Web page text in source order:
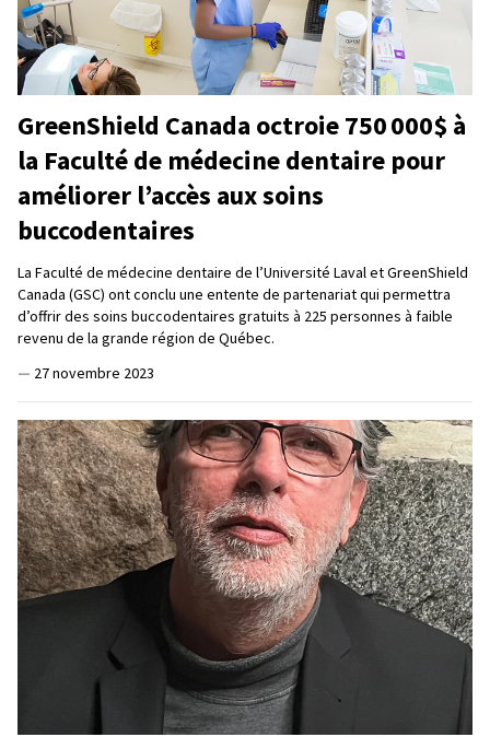
GreenShield Canada octroie 750 000$ à
la Faculté de médecine dentaire pour
améliorer l’accès aux soins
buccodentaires
La Faculté de médecine dentaire de l’Université Laval et GreenShield
Canada (GSC) ont conclu une entente de partenariat qui permettra
d’offrir des soins buccodentaires gratuits à 225 personnes à faible
revenu de la grande région de Québec.
— 27 novembre 2023